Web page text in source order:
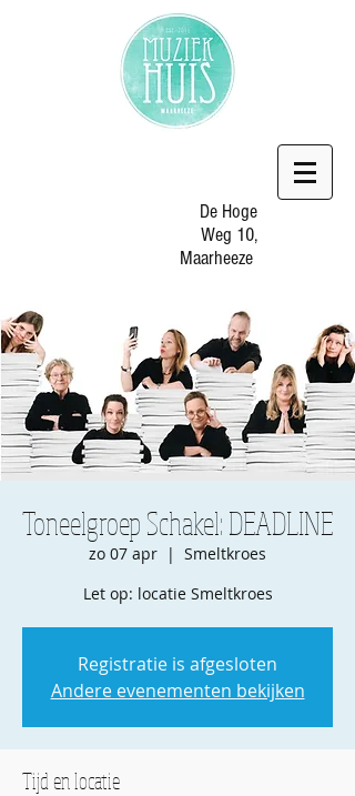
De Hoge
Weg 10,
Maarheeze
Toneelgroep Schakel: DEADLINE
zo 07 apr
  |
Smeltkroes
Let op: locatie Smeltkroes
Registratie is afgesloten
Andere evenementen bekijken
Tijd en locatie